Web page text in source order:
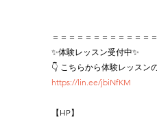
＝＝＝＝＝＝＝＝＝＝＝＝
✨体験レッスン受付中✨
👇 こちらから体験レッスン
https://lin.ee/jbiNfKM
【HP】